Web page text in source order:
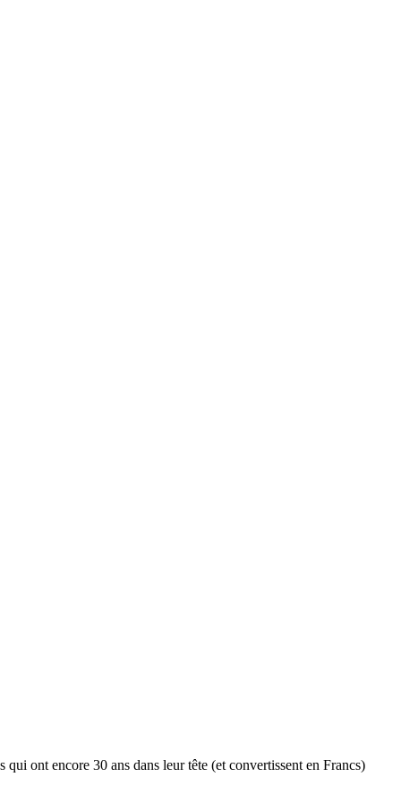
ont encore 30 ans dans leur tête (et convertissent en Francs)